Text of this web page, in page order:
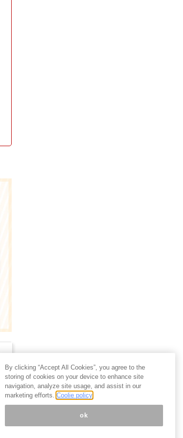
By clicking “Accept All Cookies”, you agree to the
storing of cookies on your device to enhance site
navigation, analyze site usage, and assist in our
marketing efforts. Coolie policy
ok